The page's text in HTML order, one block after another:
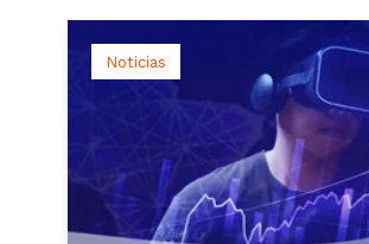
Noticias